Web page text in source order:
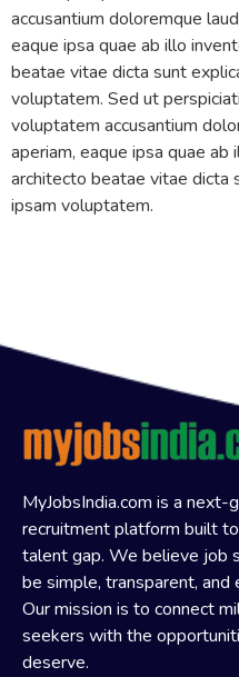
accusantium doloremque
eaque ipsa quae ab illo
beatae vitae dicta sunt
voluptatem. Sed ut
voluptatem accusantium
aperiam, eaque ipsa quae
architecto beatae vitae dicta
ipsam voluptatem.
MyJobsIndia.com is a next-
recruitment platform built to
talent gap. We believe job
be simple, transparent, and
Our mission is to connect
seekers with the
deserve.